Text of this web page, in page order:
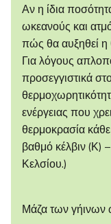
Αν η ίδια
ωκεανούς και
πώς θα αυξηθεί η
Για λόγους
προσεγγιστικά
ενέργειας που
θερμοκρασία
βαθμό κέλβιν (Κ)
Κελσίου.)
Μάζα των